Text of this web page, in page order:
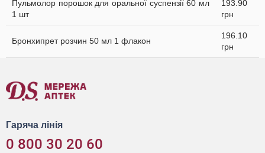
Пульмолор порошок для оральної суспензії 60 мл
1 шт
193.90
грн
Бронхипрет розчин 50 мл 1 флакон
196.10
грн
Гаряча лінія
0 800 30 20 60